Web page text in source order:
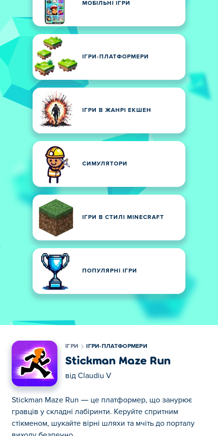
МОБІЛЬНІ ІГРИ
ІГРИ-ПЛАТФОРМЕРИ
ІГРИ В ЖАНРІ ЕКШЕН
СИМУЛЯТОРИ
ІГРИ В СТИЛІ MINECRAFT
ПОПУЛЯРНІ ІГРИ
ІГРИ ІГРИ-ПЛАТФОРМЕРИ
Stickman Maze Run
від Claudiu V
Stickman Maze Run — це платформер, що занурює
гравців у складні лабіринти. Керуйте спритним
стікменом, шукайте вірні шляхи та мчіть до порталу